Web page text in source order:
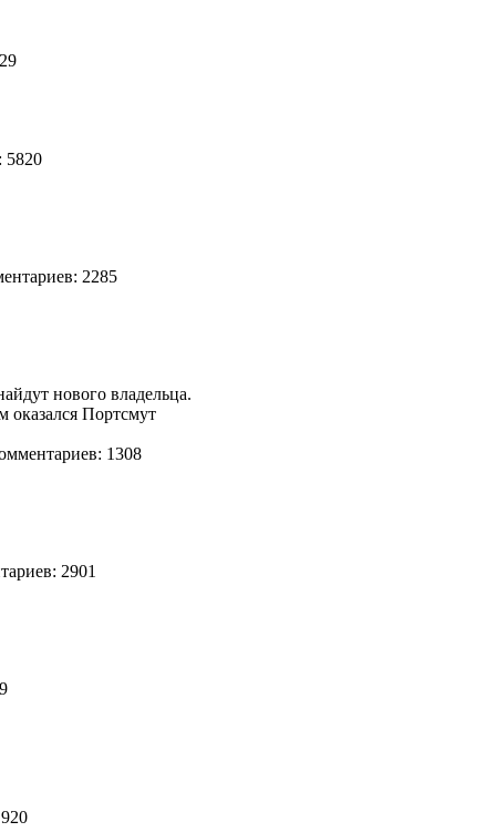
2285
нового владельца.
оказался Портсмут
1308
2901